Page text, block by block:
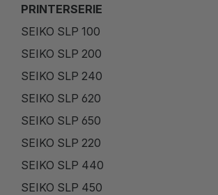
PRINTERSERIE
SEIKO SLP 100
SEIKO SLP 200
SEIKO SLP 240
SEIKO SLP 620
SEIKO SLP 650
SEIKO SLP 220
SEIKO SLP 440
SEIKO SLP 450